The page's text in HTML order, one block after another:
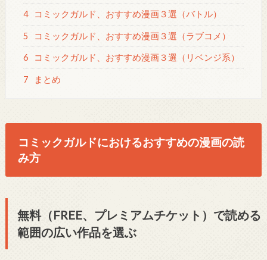
4 コミックガルド、おすすめ漫画３選（バトル）
5 コミックガルド、おすすめ漫画３選（ラブコメ）
6 コミックガルド、おすすめ漫画３選（リベンジ系）
7 まとめ
コミックガルドにおけるおすすめの漫画の読
み方
無料（FREE、プレミアムチケット）で読める
範囲の広い作品を選ぶ